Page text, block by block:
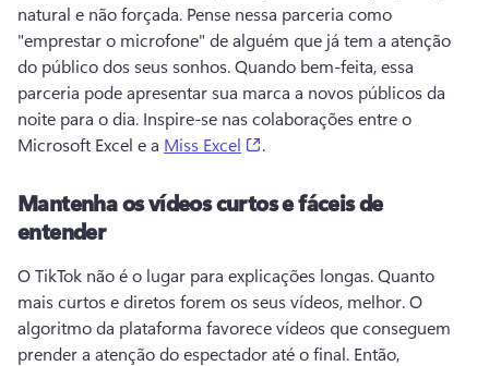
natural e não forçada. Pense nessa parceria como
"emprestar o microfone" de alguém que já tem a atenção
do público dos seus sonhos. Quando bem-feita, essa
parceria pode apresentar sua marca a novos públicos da
noite para o dia. Inspire-se nas colaborações entre o
Microsoft Excel e a Miss Excel .
Mantenha os vídeos curtos e fáceis de
entender
O TikTok não é o lugar para explicações longas. Quanto
mais curtos e diretos forem os seus vídeos, melhor. O
algoritmo da plataforma favorece vídeos que conseguem
prender a atenção do espectador até o final. Então,